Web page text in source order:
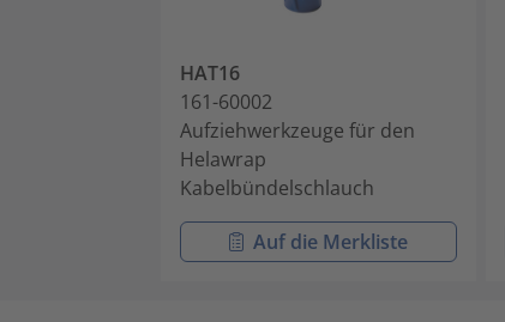
HAT16
161-60002
Aufziehwerkzeuge für den
Helawrap
Kabelbündelschlauch
Auf die Merkliste